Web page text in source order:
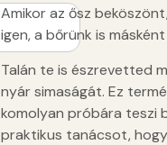
Amikor az ősz
igen, a bőrünk is
Talán te is észrevetted
nyár simaságát. Ez
komolyan próbára teszi
praktikus tanácsot,